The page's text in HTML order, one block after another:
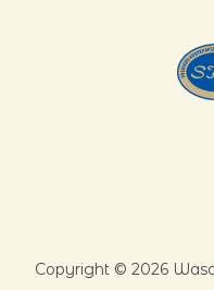
Copyright © 2026